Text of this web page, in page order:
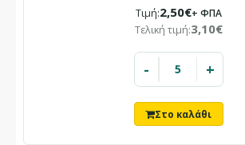
Τιμή:2,50€+ ΦΠΑ
Τελική τιμή:3,10€
- +